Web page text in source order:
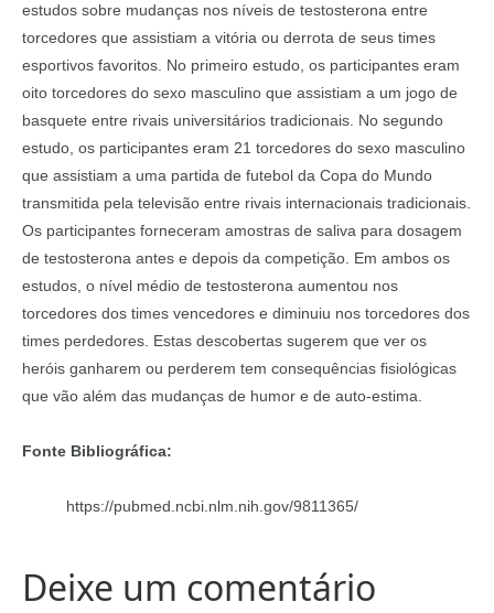
estudos sobre mudanças nos níveis de testosterona entre
torcedores que assistiam a vitória ou derrota de seus times
esportivos favoritos. No primeiro estudo, os participantes eram
oito torcedores do sexo masculino que assistiam a um jogo de
basquete entre rivais universitários tradicionais. No segundo
estudo, os participantes eram 21 torcedores do sexo masculino
que assistiam a uma partida de futebol da Copa do Mundo
transmitida pela televisão entre rivais internacionais tradicionais.
Os participantes forneceram amostras de saliva para dosagem
de testosterona antes e depois da competição. Em ambos os
estudos, o nível médio de testosterona aumentou nos
torcedores dos times vencedores e diminuiu nos torcedores dos
times perdedores. Estas descobertas sugerem que ver os
heróis ganharem ou perderem tem consequências fisiológicas
que vão além das mudanças de humor e de auto-estima.
Fonte Bibliográfica:
https://pubmed.ncbi.nlm.nih.gov/9811365/
Deixe um comentário